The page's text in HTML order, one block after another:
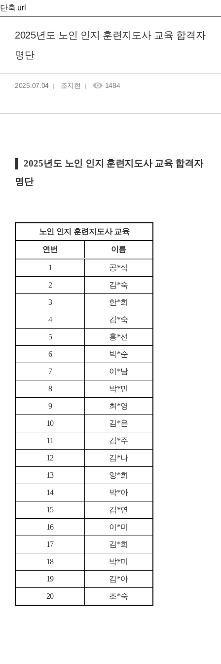
단축 url
2025년도 노인 인지 훈련지도사 교육 합격자
명단
2025.07.04 조지현 1484
2025년도 노인 인지 훈련지도사 교육 합격자
명단
노인 인지 훈련지도사 교육
연번 이름
1 공*식
2 김*숙
3 한*희
4 김*숙
5 홍*선
6 박*순
7 이*남
8 박*민
9 최*영
10 김*은
11 김*주
12 김*나
13 양*희
14 박*아
15 김*연
16 이*미
17 김*희
18 박*미
19 김*아
20 조*숙